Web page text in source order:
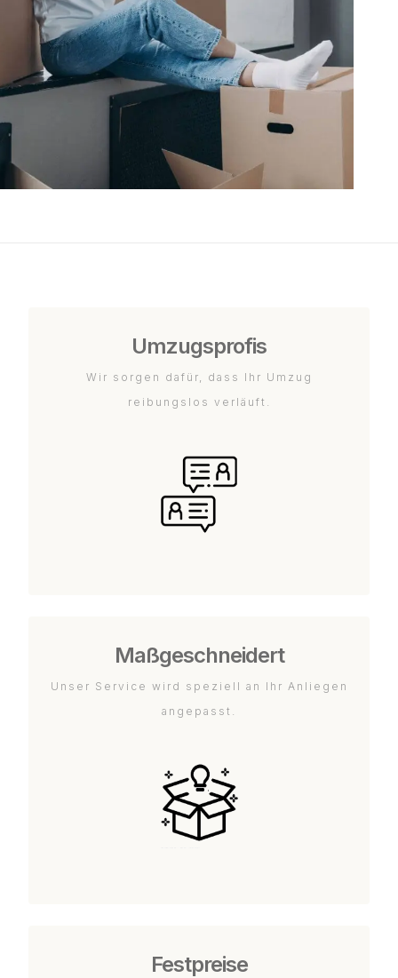
Umzugsprofis
Wir sorgen dafür, dass Ihr Umzug
reibungslos verläuft.
Maßgeschneidert
Unser Service wird speziell an Ihr Anliegen
angepasst.
Festpreise